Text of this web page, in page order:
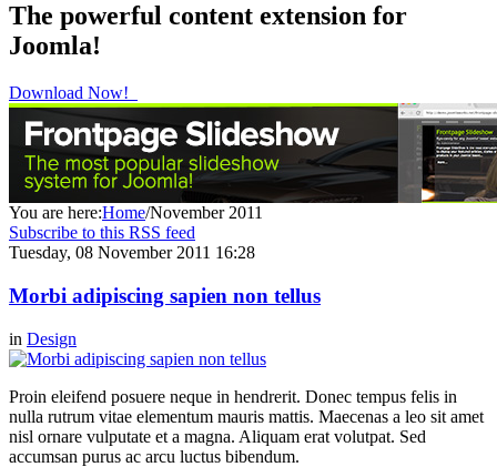
The powerful content extension for
Joomla!
Download Now!
You are here:Home/November 2011
Subscribe to this RSS feed
Tuesday, 08 November 2011 16:28
Morbi adipiscing sapien non tellus
in Design
Proin eleifend posuere neque in hendrerit. Donec tempus felis in
nulla rutrum vitae elementum mauris mattis. Maecenas a leo sit amet
nisl ornare vulputate et a magna. Aliquam erat volutpat. Sed
accumsan purus ac arcu luctus bibendum.